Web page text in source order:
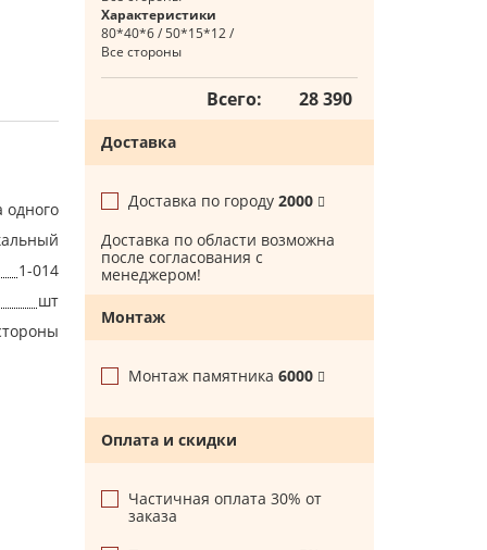
одного
1-014
шт
Характеристики
80*40*6 / 50*15*12 /
Все стороны
Всего: 28 390
Доставка
Доставка по городу 2000
Доставка по области возможна
после согласования с
менеджером!
Монтаж
Монтаж памятника 6000
Оплата и скидки
Частичная оплата 30% от
заказа